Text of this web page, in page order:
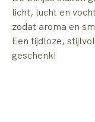
licht, lucht en
zodat aroma en
Een tijdloze,
geschenk!